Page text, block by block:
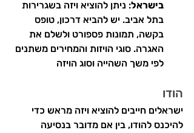
בישראל: ניתן להוציא ויזה בשגרירות
בתל אביב. יש להביא דרכון, טופס
בקשה, תמונות פספורט ולשלם את
האגרה. סוגי הויזות והמחירים משתנים
לפי משך השהייה וסוג הויזה
הודו
ישראלים חייבים להוציא ויזה מראש כדי
להיכנס להודו, בין אם מדובר בנסיעה